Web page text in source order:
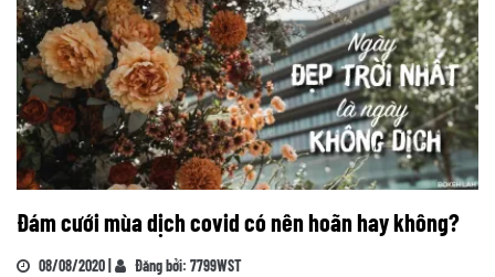
Đám cưới mùa dịch covid có nên hoãn hay không?
08/08/2020 | Đăng bởi: 7799WST